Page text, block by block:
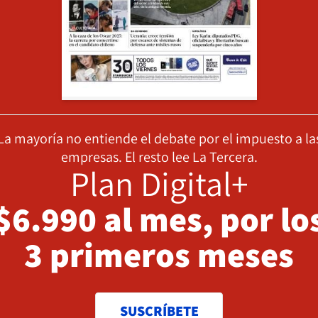
mayoría no entiende el debate por el impuesto a
empresas. El resto lee La Tercera.
Plan Digital+
al mes, por
3 primeros meses
SUSCRÍBETE